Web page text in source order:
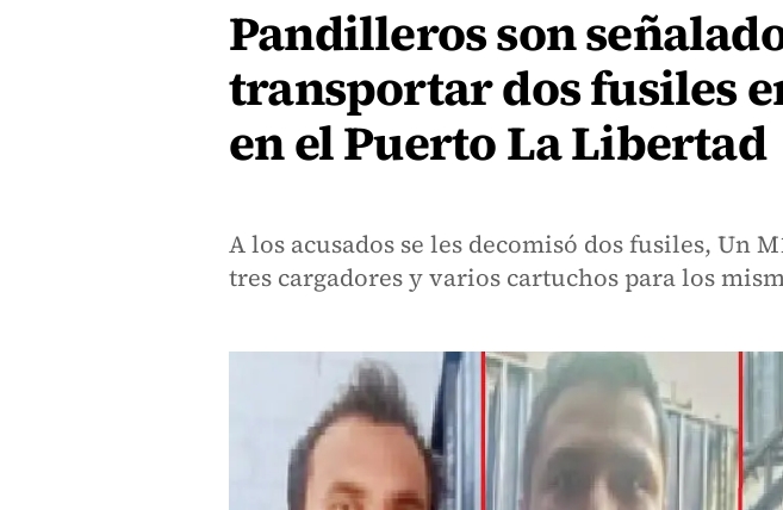
Pandilleros son
transportar dos fusiles
en el Puerto La Libertad
A los acusados se les decomisó dos fusiles, Un
tres cargadores y varios cartuchos para los